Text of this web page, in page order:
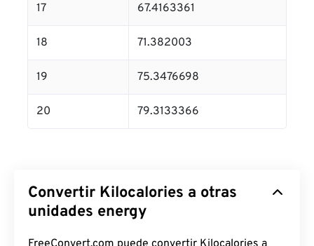
17 67.4163361
18 71.382003
19 75.3476698
20 79.3133366
Convertir Kilocalories a otras
unidades energy